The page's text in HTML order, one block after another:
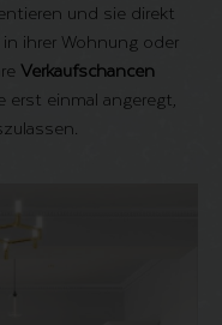
und sie direkt
ihrer Wohnung oder
Verkaufschancen
erst einmal angeregt,